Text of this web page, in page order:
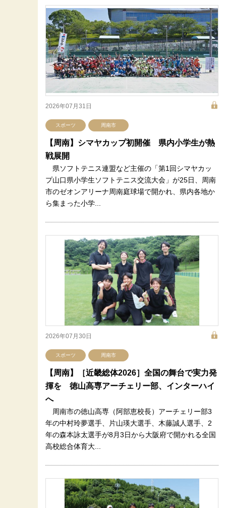
2026年07月31日
スポーツ 周南市
【周南】シマヤカップ初開催 県内小学生が熱
戦展開
県ソフトテニス連盟など主催の「第1回シマヤカッ
プ山口県小学生ソフトテニス交流大会」が25日、周南
市のゼオンアリーナ周南庭球場で開かれ、県内各地か
ら集まった小学...
2026年07月30日
スポーツ 周南市
【周南】［近畿総体2026］全国の舞台で実力発
揮を 徳山高専アーチェリー部、インターハイ
へ
周南市の徳山高専（阿部恵校長）アーチェリー部3
年の中村玲夢選手、片山瑛大選手、木藤誠人選手、2
年の森本詠太選手が8月3日から大阪府で開かれる全国
高校総合体育大...